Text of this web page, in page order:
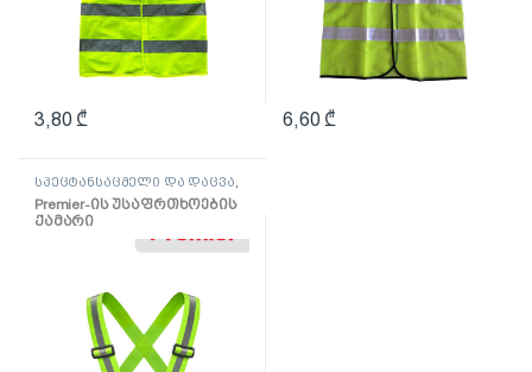
3,80 ₾ 6,60 ₾
სპეცტანსაცმელი და დაცვა
უსაფრთხოების ჟილეტი
Premier-ის უსაფრთხოების
ქამარი